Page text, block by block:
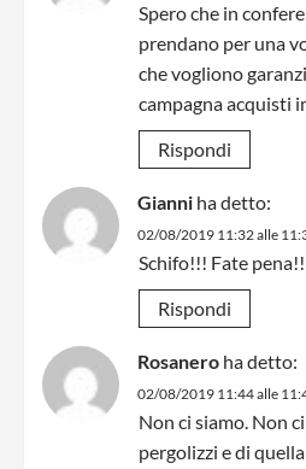
Spero che in
prendano per una
che vogliono
campagna acquisti
Rispondi
Gianni ha detto:
02/08/2019 11:32 alle
Schifo!!! Fate
Rispondi
Rosanero ha detto:
02/08/2019 11:44 alle
Non ci siamo. Non
pergolizzi e di